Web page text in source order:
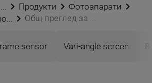
Продукти
Фотоапарати
Общ преглед за ...
sensor Vari-angle screen